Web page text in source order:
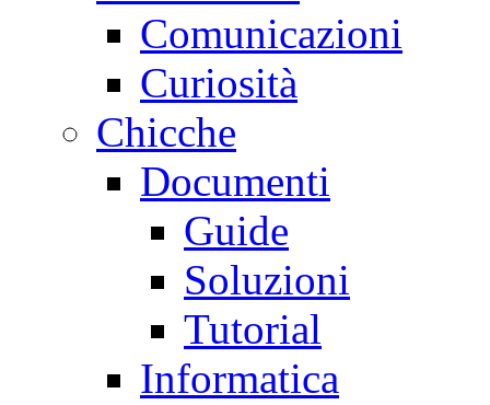
Comunicazioni
Curiosità
Chicche
Documenti
Guide
Soluzioni
Tutorial
Informatica